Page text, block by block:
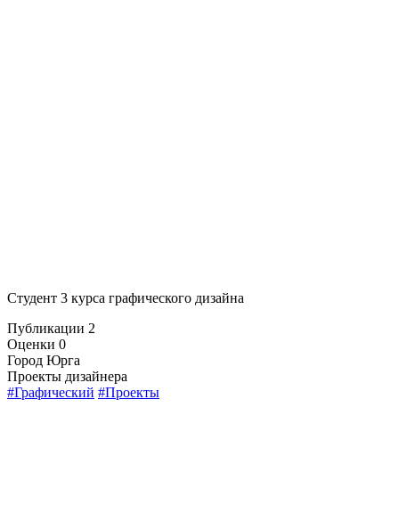
Студент 3 курса графического дизайна
Публикации 2
Оценки 0
Город Юрга
Проекты дизайнера
#Графический #Проекты